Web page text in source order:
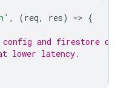
, (req, res) => {
config and firestore
lower latency.